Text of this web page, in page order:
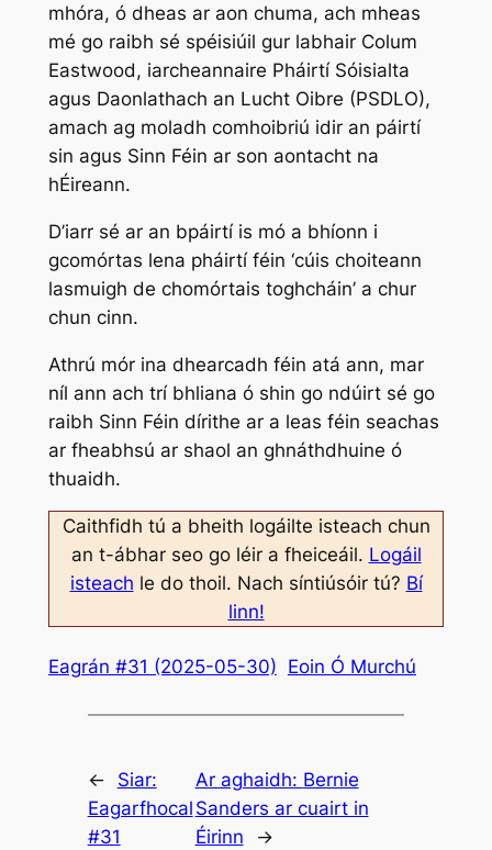
mhóra, ó dheas ar aon chuma, ach mheas
mé go raibh sé spéisiúil gur labhair Colum
Eastwood, iarcheannaire Pháirtí Sóisialta
agus Daonlathach an Lucht Oibre (PSDLO),
amach ag moladh comhoibriú idir an páirtí
sin agus Sinn Féin ar son aontacht na
hÉireann.
D’iarr sé ar an bpáirtí is mó a bhíonn i
gcomórtas lena pháirtí féin ‘cúis choiteann
lasmuigh de chomórtais toghcháin’ a chur
chun cinn.
Athrú mór ina dhearcadh féin atá ann, mar
níl ann ach trí bhliana ó shin go ndúirt sé go
raibh Sinn Féin dírithe ar a leas féin seachas
ar fheabhsú ar shaol an ghnáthdhuine ó
thuaidh.
Caithfidh tú a bheith logáilte isteach chun
an t-ábhar seo go léir a fheiceáil. Logáil
isteach le do thoil. Nach síntiúsóir tú? Bí
linn!
Eagrán #31 (2025-05-30) Eoin Ó Murchú
←
Siar:
Eagarfhocal
#31
Ar aghaidh: Bernie
Sanders ar cuairt in
Éirinn
→